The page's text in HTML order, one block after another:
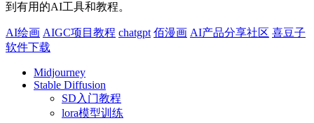
到有用的AI工具和教程。
AI绘画 AIGC项目教程 chatgpt 佰漫画 AI产品分享社区 喜豆子
软件下载
Midjourney
Stable Diffusion
SD入门教程
lora模型训练